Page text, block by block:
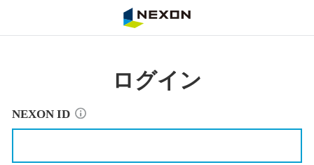
ログイン
NEXON ID